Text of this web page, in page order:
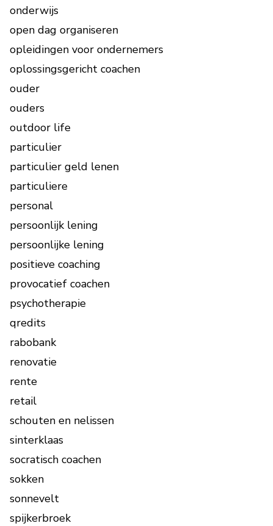
onderwijs
open dag organiseren
opleidingen voor ondernemers
oplossingsgericht coachen
ouder
ouders
outdoor life
particulier
particulier geld lenen
particuliere
personal
persoonlijk lening
persoonlijke lening
positieve coaching
provocatief coachen
psychotherapie
qredits
rabobank
renovatie
rente
retail
schouten en nelissen
sinterklaas
socratisch coachen
sokken
sonnevelt
spijkerbroek